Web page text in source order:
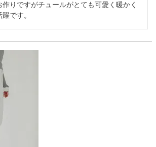
りですがチュールがとても可愛く暖かく
です。